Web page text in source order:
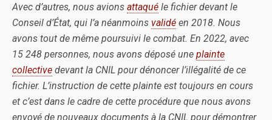
Avec d’autres, nous avions attaqué le fichier devant le
Conseil d’État, qui l’a néanmoins validé en 2018. Nous
avons tout de même poursuivi le combat. En 2022, avec
15 248 personnes, nous avons déposé une plainte
collective devant la CNIL pour dénoncer l’illégalité de ce
fichier. L’instruction de cette plainte est toujours en cours
et c’est dans le cadre de cette procédure que nous avons
envoyé de nouveaux documents à la CNIL pour démontrer